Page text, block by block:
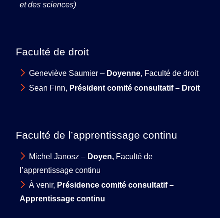
et des sciences)
Faculté de droit
Geneviève Saumier – Doyenne, Faculté de droit
Sean Finn, Président comité consultatif – Droit
Faculté de l’apprentissage continu
Michel Janosz – Doyen, Faculté de
l’apprentissage continu
À venir, Présidence comité consultatif –
Apprentissage continu